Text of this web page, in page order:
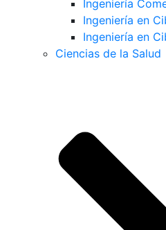
Ingeniería
Ingeniería en
Ingeniería en
Ciencias de la Salud